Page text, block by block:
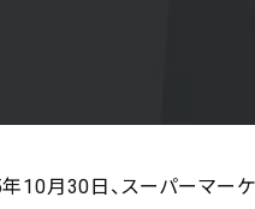
10月30日、スーパーマーケ